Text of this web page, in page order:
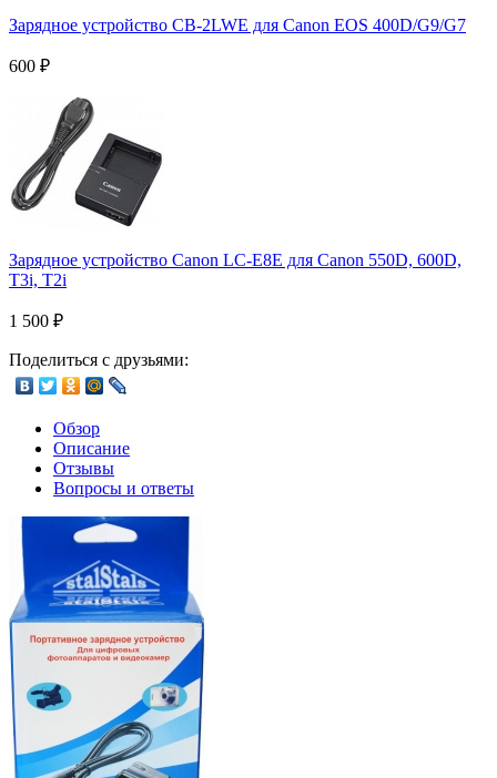
Зарядное устройство CB-2LWE для Canon EOS 400D/G9/G7
600 ₽
Зарядное устройство Canon LC-E8E для Canon 550D, 600D,
T3i, T2i
1 500 ₽
Поделиться с друзьями:
Обзор
Описание
Отзывы
Вопросы и ответы